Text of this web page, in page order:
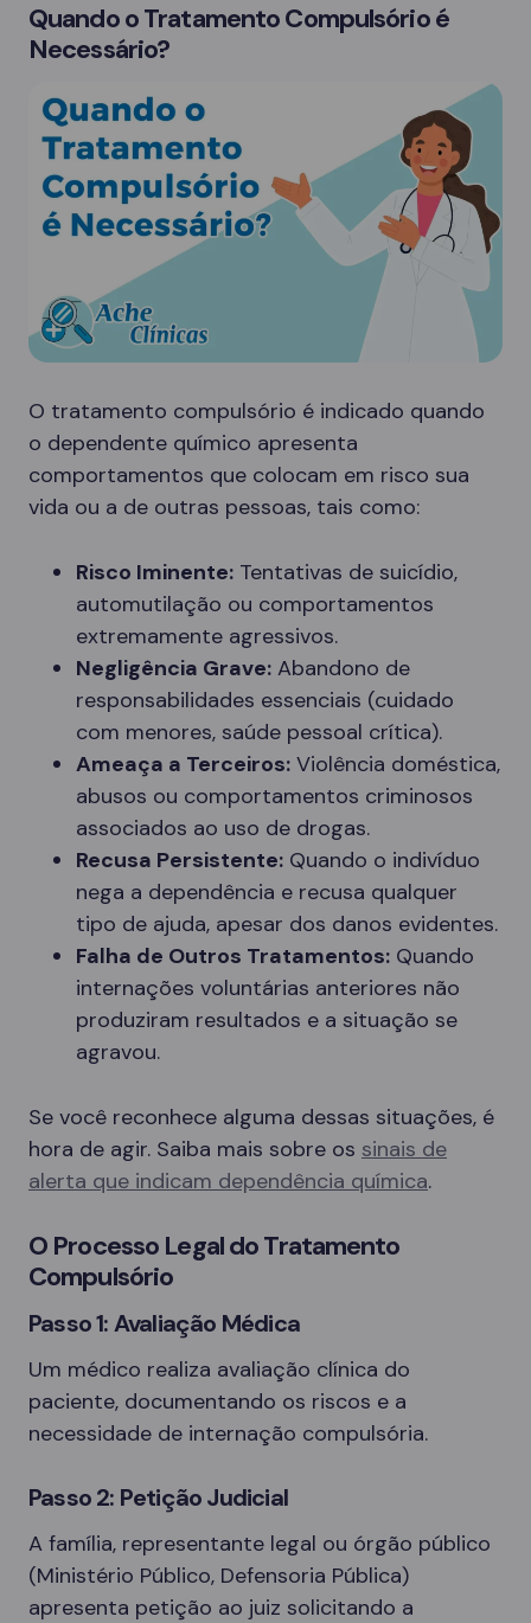
Quando o Tratamento Compulsório é
Necessário?
O tratamento compulsório é indicado quando
o dependente químico apresenta
comportamentos que colocam em risco sua
vida ou a de outras pessoas, tais como:
Risco Iminente: Tentativas de suicídio,
automutilação ou comportamentos
extremamente agressivos.
Negligência Grave: Abandono de
responsabilidades essenciais (cuidado
com menores, saúde pessoal crítica).
Ameaça a Terceiros: Violência doméstica,
abusos ou comportamentos criminosos
associados ao uso de drogas.
Recusa Persistente: Quando o indivíduo
nega a dependência e recusa qualquer
tipo de ajuda, apesar dos danos evidentes.
Falha de Outros Tratamentos: Quando
internações voluntárias anteriores não
produziram resultados e a situação se
agravou.
Se você reconhece alguma dessas situações, é
hora de agir. Saiba mais sobre os sinais de
alerta que indicam dependência química.
O Processo Legal do Tratamento
Compulsório
Passo 1: Avaliação Médica
Um médico realiza avaliação clínica do
paciente, documentando os riscos e a
necessidade de internação compulsória.
Passo 2: Petição Judicial
A família, representante legal ou órgão público
(Ministério Público, Defensoria Pública)
apresenta petição ao juiz solicitando a